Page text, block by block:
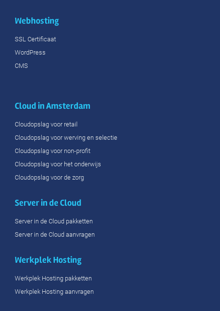
Webhosting
SSL Certificaat
WordPress
CMS
Cloud in Amsterdam
Cloudopslag voor retail
Cloudopslag voor werving en selectie
Cloudopslag voor non-profit
Cloudopslag voor het onderwijs
Cloudopslag voor de zorg
Server in de Cloud
Server in de Cloud pakketten
Server in de Cloud aanvragen
Werkplek Hosting
Werkplek Hosting pakketten
Werkplek Hosting aanvragen